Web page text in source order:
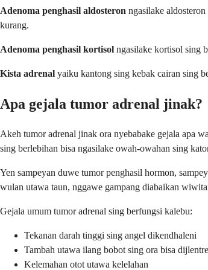
Adenoma penghasil aldosteron ngasilake
kurang.
Adenoma penghasil kortisol ngasilake kortisol sing
Kista adrenal yaiku kantong sing kebak cairan sing
Apa gejala tumor adrenal jinak?
Akeh tumor adrenal jinak ora nyebabake gejala apa
sing berlebihan bisa ngasilake owah-owahan sing
Yen sampeyan duwe tumor penghasil hormon,
wulan utawa taun, nggawe gampang diabaikan
Gejala umum tumor adrenal sing berfungsi kalebu:
Tekanan darah tinggi sing angel dikendhaleni
Tambah utawa ilang bobot sing ora bisa
Kelemahan otot utawa kelelahan